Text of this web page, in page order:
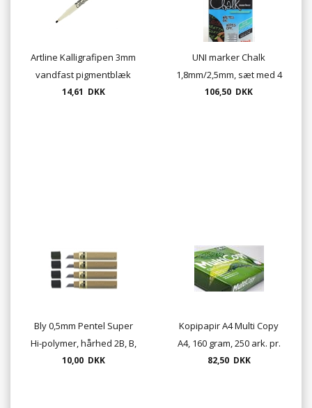
Artline Kalligrafipen 3mm
vandfast pigmentblæk
14,61 DKK
UNI marker Chalk
1,8mm/2,5mm, sæt med 4
farver, med rund spids
106,50 DKK
Bly 0,5mm Pentel Super
Hi-polymer, hårhed 2B, B,
HB og H
10,00 DKK
Kopipapir A4 Multi Copy
A4, 160 gram, 250 ark. pr.
pakke
82,50 DKK